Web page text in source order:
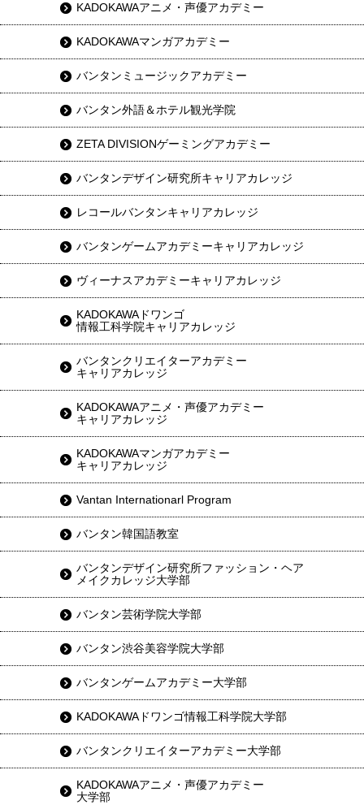
KADOKAWAアニメ・声優アカデミー
KADOKAWAマンガアカデミー
バンタンミュージックアカデミー
バンタン外語＆ホテル観光学院
ZETA DIVISIONゲーミングアカデミー
バンタンデザイン研究所キャリアカレッジ
レコールバンタンキャリアカレッジ
バンタンゲームアカデミーキャリアカレッジ
ヴィーナスアカデミーキャリアカレッジ
KADOKAWAドワンゴ
情報工科学院キャリアカレッジ
バンタンクリエイターアカデミー
キャリアカレッジ
KADOKAWAアニメ・声優アカデミー
キャリアカレッジ
KADOKAWAマンガアカデミー
キャリアカレッジ
Vantan Internationarl Program
バンタン韓国語教室
バンタンデザイン研究所ファッション・ヘア
メイクカレッジ大学部
バンタン芸術学院大学部
バンタン渋谷美容学院大学部
バンタンゲームアカデミー大学部
KADOKAWAドワンゴ情報工科学院大学部
バンタンクリエイターアカデミー大学部
KADOKAWAアニメ・声優アカデミー
大学部